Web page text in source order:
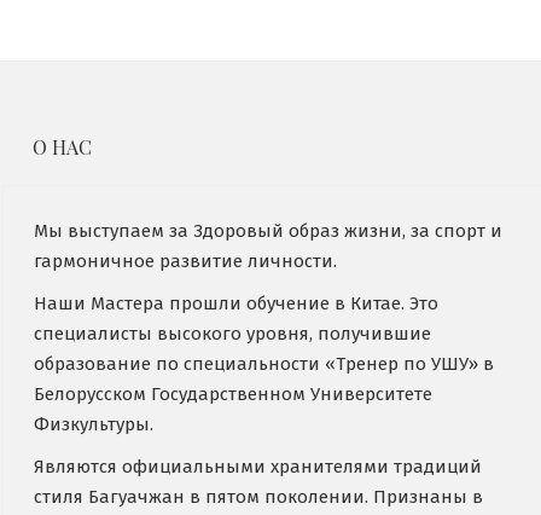
О НАС
Мы выступаем за Здоровый образ жизни, за спорт и
гармоничное развитие личности.
Наши Мастера прошли обучение в Китае. Это
специалисты высокого уровня, получившие
образование по специальности «Тренер по УШУ» в
Белорусском Государственном Университете
Физкультуры.
Являются официальными хранителями традиций
стиля Багуачжан в пятом поколении. Признаны в